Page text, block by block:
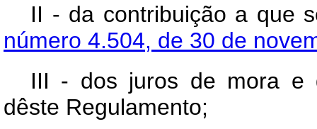
II - da contribuição a que
número 4.504, de 30 de
III - dos juros de mora e
dêste Regulamento;